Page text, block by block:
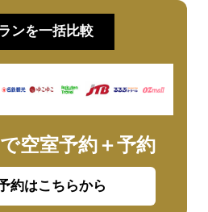
ンを一括比較
空室予約＋予約
約はこちらから